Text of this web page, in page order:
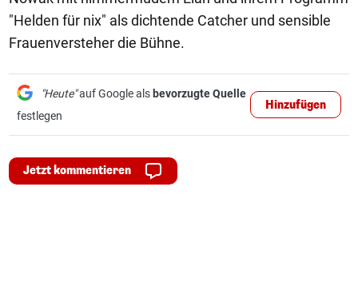
"Helden für nix" als dichtende Catcher und sensible
Frauenversteher die Bühne.
"Heute"auf Google als bevorzugte Quelle
festlegen
Hinzufügen
Jetzt kommentieren